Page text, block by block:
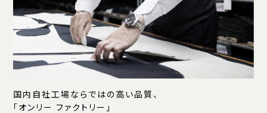
国内自社工場ならではの高い品質、
「オンリー ファクトリー」